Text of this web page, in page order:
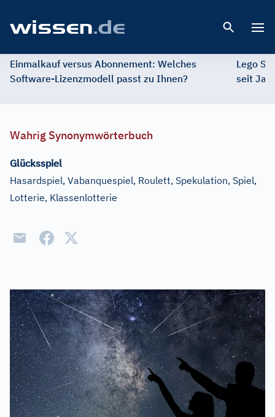
Einmalkauf versus Abonnement: Welches
Software-Lizenzmodell passt zu Ihnen?
Lego
seit
Wahrig Synonymwörterbuch
Glücksspiel
Hasardspiel, Vabanquespiel, Roulett, Spekulation, Spiel,
Lotterie, Klassenlotterie